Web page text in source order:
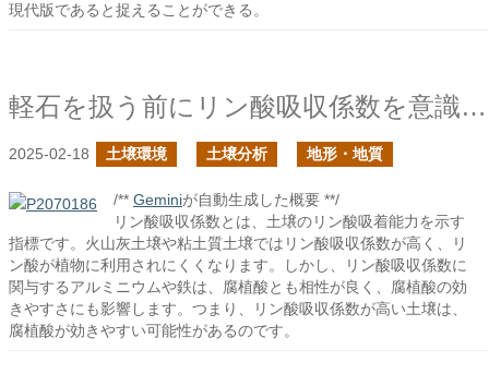
現代版であると捉えることができる。
軽石を扱う前にリン酸吸収係数を意識しよう
2025-02-18 土壌環境 土壌分析 地形・地質
/** Geminiが自動生成した概要 **/
リン酸吸収係数とは、土壌のリン酸吸着能力を示す
指標です。火山灰土壌や粘土質土壌ではリン酸吸収係数が高く、リ
ン酸が植物に利用されにくくなります。しかし、リン酸吸収係数に
関与するアルミニウムや鉄は、腐植酸とも相性が良く、腐植酸の効
きやすさにも影響します。つまり、リン酸吸収係数が高い土壌は、
腐植酸が効きやすい可能性があるのです。